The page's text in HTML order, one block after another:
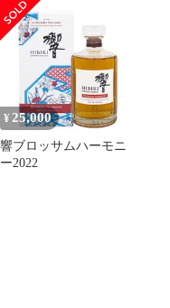
¥ 25,000
響ブロッサムハーモニ
ー2022